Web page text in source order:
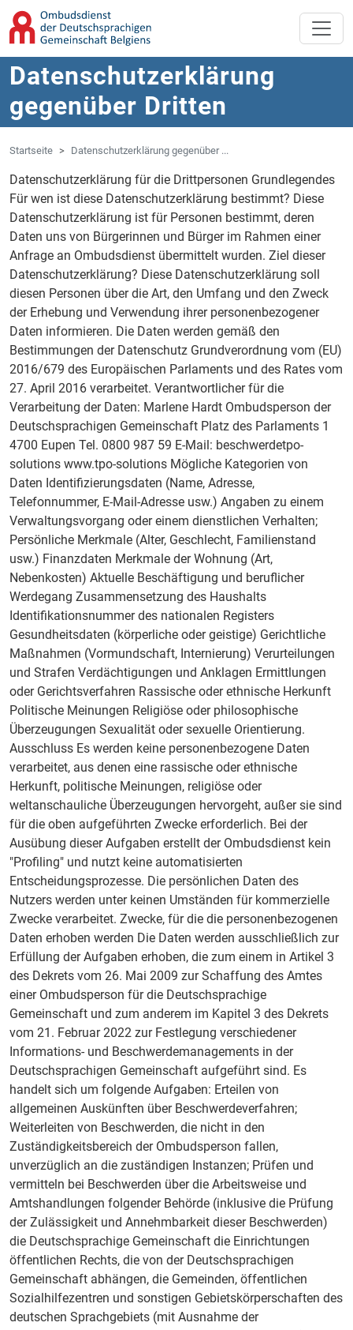
Zum Hauptinhalt springen
Datenschutzerklärung
gegenüber Dritten
Startseite Datenschutzerklärung gegenüber ...
Datenschutzerklärung für die Drittpersonen Grundlegendes
Für wen ist diese Datenschutzerklärung bestimmt? Diese
Datenschutzerklärung ist für Personen bestimmt, deren
Daten uns von Bürgerinnen und Bürger im Rahmen einer
Anfrage an Ombudsdienst übermittelt wurden. Ziel dieser
Datenschutzerklärung? Diese Datenschutzerklärung soll
diesen Personen über die Art, den Umfang und den Zweck
der Erhebung und Verwendung ihrer personenbezogener
Daten informieren. Die Daten werden gemäß den
Bestimmungen der Datenschutz Grundverordnung vom (EU)
2016/679 des Europäischen Parlaments und des Rates vom
27. April 2016 verarbeitet. Verantwortlicher für die
Verarbeitung der Daten: Marlene Hardt Ombudsperson der
Deutschsprachigen Gemeinschaft Platz des Parlaments 1
4700 Eupen Tel. 0800 987 59 E-Mail: beschwerdetpo-
solutions www.tpo-solutions Mögliche Kategorien von
Daten Identifizierungsdaten (Name, Adresse,
Telefonnummer, E-Mail-Adresse usw.) Angaben zu einem
Verwaltungsvorgang oder einem dienstlichen Verhalten;
Persönliche Merkmale (Alter, Geschlecht, Familienstand
usw.) Finanzdaten Merkmale der Wohnung (Art,
Nebenkosten) Aktuelle Beschäftigung und beruflicher
Werdegang Zusammensetzung des Haushalts
Identifikationsnummer des nationalen Registers
Gesundheitsdaten (körperliche oder geistige) Gerichtliche
Maßnahmen (Vormundschaft, Internierung) Verurteilungen
und Strafen Verdächtigungen und Anklagen Ermittlungen
oder Gerichtsverfahren Rassische oder ethnische Herkunft
Politische Meinungen Religiöse oder philosophische
Überzeugungen Sexualität oder sexuelle Orientierung.
Ausschluss Es werden keine personenbezogene Daten
verarbeitet, aus denen eine rassische oder ethnische
Herkunft, politische Meinungen, religiöse oder
weltanschauliche Überzeugungen hervorgeht, außer sie sind
für die oben aufgeführten Zwecke erforderlich. Bei der
Ausübung dieser Aufgaben erstellt der Ombudsdienst kein
"Profiling" und nutzt keine automatisierten
Entscheidungsprozesse. Die persönlichen Daten des
Nutzers werden unter keinen Umständen für kommerzielle
Zwecke verarbeitet. Zwecke, für die die personenbezogenen
Daten erhoben werden Die Daten werden ausschließlich zur
Erfüllung der Aufgaben erhoben, die zum einem in Artikel 3
des Dekrets vom 26. Mai 2009 zur Schaffung des Amtes
einer Ombudsperson für die Deutschsprachige
Gemeinschaft und zum anderem im Kapitel 3 des Dekrets
vom 21. Februar 2022 zur Festlegung verschiedener
Informations- und Beschwerdemanagements in der
Deutschsprachigen Gemeinschaft aufgeführt sind. Es
handelt sich um folgende Aufgaben: Erteilen von
allgemeinen Auskünften über Beschwerdeverfahren;
Weiterleiten von Beschwerden, die nicht in den
Zuständigkeitsbereich der Ombudsperson fallen,
unverzüglich an die zuständigen Instanzen; Prüfen und
vermitteln bei Beschwerden über die Arbeitsweise und
Amtshandlungen folgender Behörde (inklusive die Prüfung
der Zulässigkeit und Annehmbarkeit dieser Beschwerden)
die Deutschsprachige Gemeinschaft die Einrichtungen
öffentlichen Rechts, die von der Deutschsprachigen
Gemeinschaft abhängen, die Gemeinden, öffentlichen
Sozialhilfezentren und sonstigen Gebietskörperschaften des
deutschen Sprachgebiets (mit Ausnahme der